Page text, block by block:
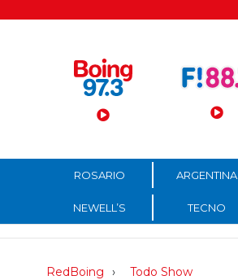
Menú Principal
ROSARIO ARGENTINA
NEWELL’S TECNO
RedBoing Todo Show